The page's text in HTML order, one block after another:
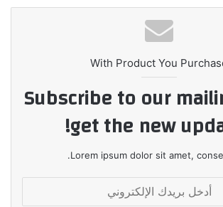
With Product You
Subscribe to our
get the new
Lorem ipsum dolor sit amet,